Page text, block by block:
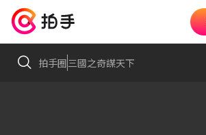
拍手圈三國之奇謀天下